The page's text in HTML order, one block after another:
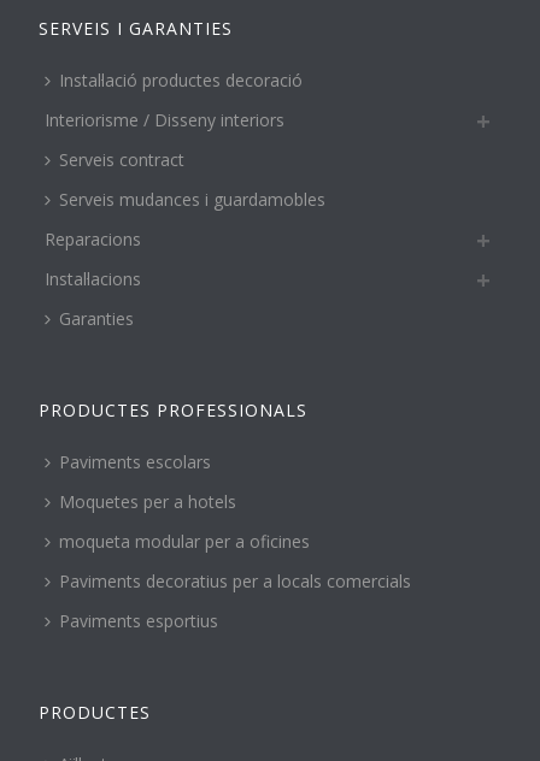
SERVEIS I GARANTIES
Instal·lació productes decoració
Interiorisme / Disseny interiors
Serveis contract
Serveis mudances i guardamobles
Reparacions
Instal·lacions
Garanties
PRODUCTES PROFESSIONALS
Paviments escolars
Moquetes per a hotels
moqueta modular per a oficines
Paviments decoratius per a locals comercials
Paviments esportius
PRODUCTES